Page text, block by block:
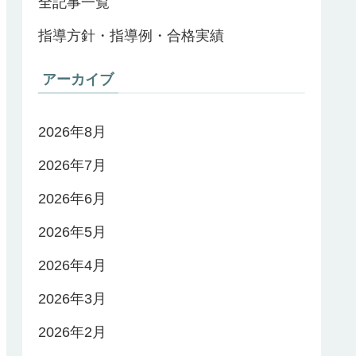
指導方針・指導例・合格実績
アーカイブ
2026年8月
2026年7月
2026年6月
2026年5月
2026年4月
2026年3月
2026年2月